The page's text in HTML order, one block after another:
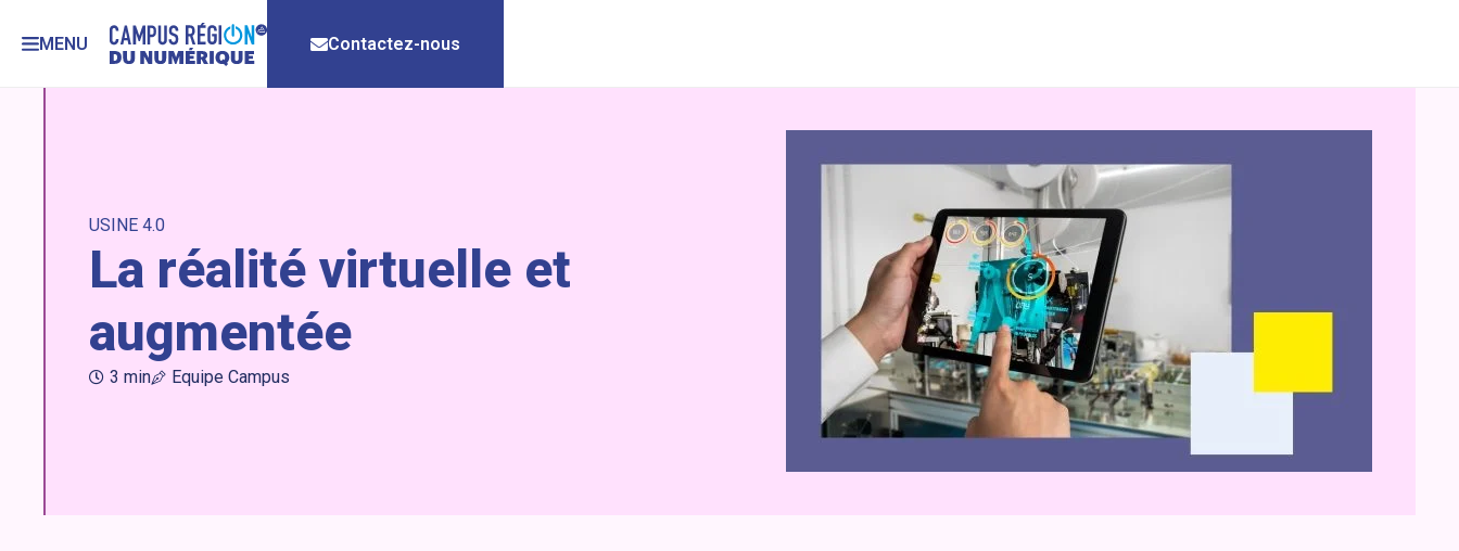
MENU Contactez-nous
USINE 4.0
La réalité virtuelle et
augmentée
3 min Equipe Campus